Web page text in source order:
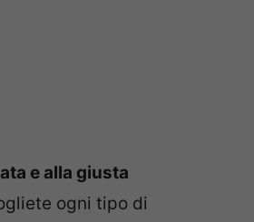
e alla giusta
ogni tipo di